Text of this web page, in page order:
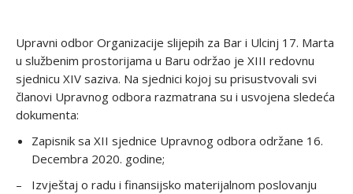
Upravni odbor Organizacije slijepih za Bar i Ulcinj 17. Marta
u službenim prostorijama u Baru održao je XIII redovnu
sjednicu XIV saziva. Na sjednici kojoj su prisustvovali svi
članovi Upravnog odbora razmatrana su i usvojena sledeća
dokumenta:
Zapisnik sa XII sjednice Upravnog odbora održane 16.
Decembra 2020. godine;
– Izvještaj o radu i finansijsko materijalnom poslovanju